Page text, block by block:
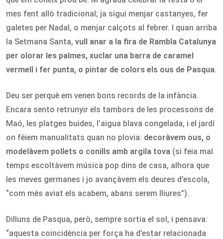
mes fent allò tradicional; ja sigui menjar castanyes, fer
galetes per Nadal, o menjar calçots al febrer. I quan arriba
la Setmana Santa, vull anar a la fira de Rambla Catalunya
per olorar les palmes, xuclar una barra de caramel
vermell i fer punta, o pintar de colors els ous de Pasqua.
Deu ser perquè em venen bons records de la infància.
Encara sento retrunyir els tambors de les processons de
Maó, les platges buides, l’aigua blava congelada, i el jardí
on fèiem manualitats quan no plovia: decoràvem ous, o
modelàvem pollets o conills amb argila tova (si feia mal
temps escoltàvem música pop dins de casa, alhora que
les meves germanes i jo avançàvem els deures d’escola,
“com més aviat els acabem, abans serem lliures”).
Dilluns de Pasqua, però, sempre sortia el sol, i pensava:
“aquesta coincidència per força ha d’estar relacionada